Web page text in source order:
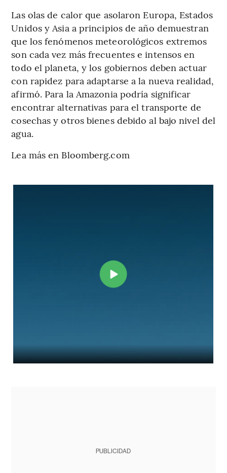
Las olas de calor que asolaron Europa, Estados
Unidos y Asia a principios de año demuestran
que los fenómenos meteorológicos extremos
son cada vez más frecuentes e intensos en
todo el planeta, y los gobiernos deben actuar
con rapidez para adaptarse a la nueva realidad,
afirmó. Para la Amazonia podría significar
encontrar alternativas para el transporte de
cosechas y otros bienes debido al bajo nivel del
agua.
Lea más en Bloomberg.com
PUBLICIDAD